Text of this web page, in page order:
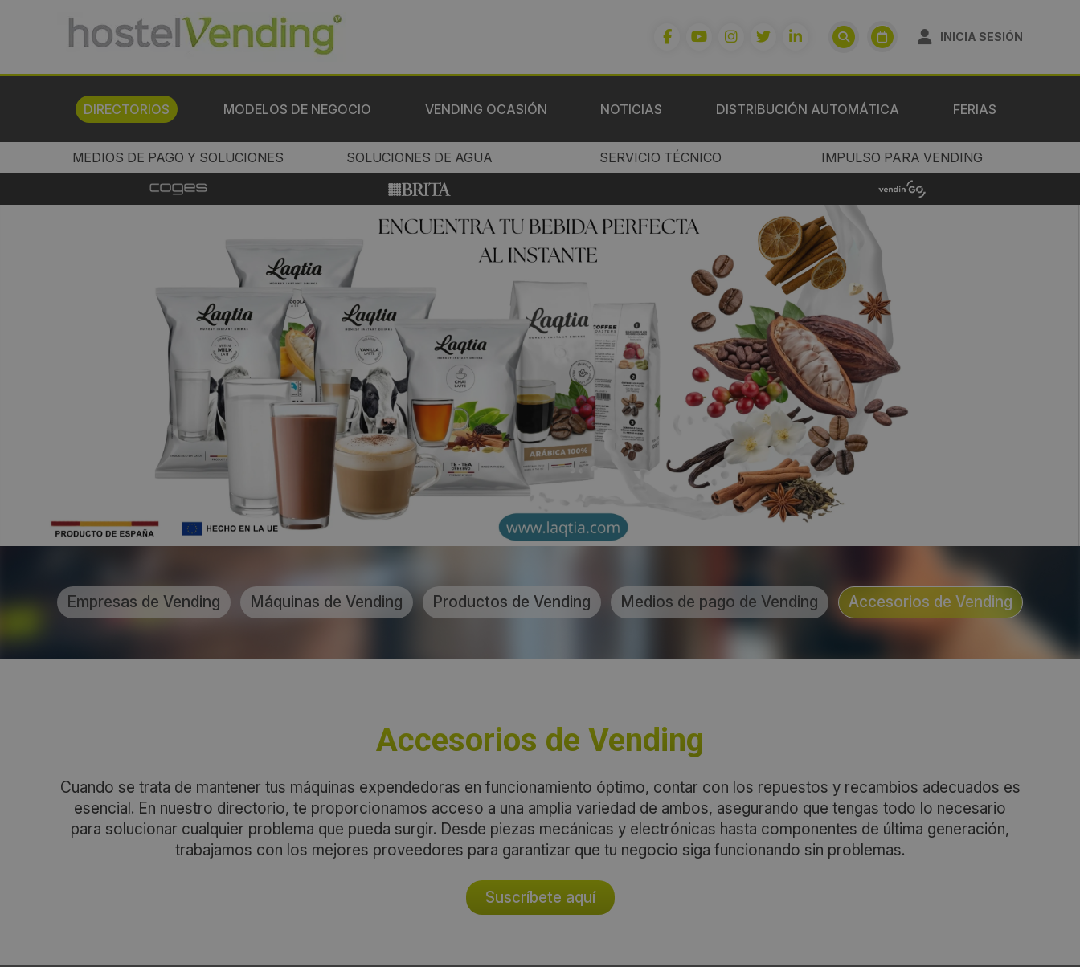
INICIA SESIÓN
DIRECTORIOS MODELOS DE NEGOCIO VENDING OCASIÓN NOTICIAS DISTRIBUCIÓN AUTOMÁTICA FERIAS
MEDIOS DE PAGO Y SOLUCIONES SOLUCIONES DE AGUA SERVICIO TÉCNICO IMPULSO PARA VENDING
Empresas de Vending Máquinas de Vending Productos de Vending Medios de pago de Vending Accesorios de Vending
Accesorios de Vending
Cuando se trata de mantener tus máquinas expendedoras en funcionamiento óptimo, contar con los repuestos y recambios adecuados es
esencial. En nuestro directorio, te proporcionamos acceso a una amplia variedad de ambos, asegurando que tengas todo lo necesario
para solucionar cualquier problema que pueda surgir. Desde piezas mecánicas y electrónicas hasta componentes de última generación,
trabajamos con los mejores proveedores para garantizar que tu negocio siga funcionando sin problemas.
Suscríbete aquí